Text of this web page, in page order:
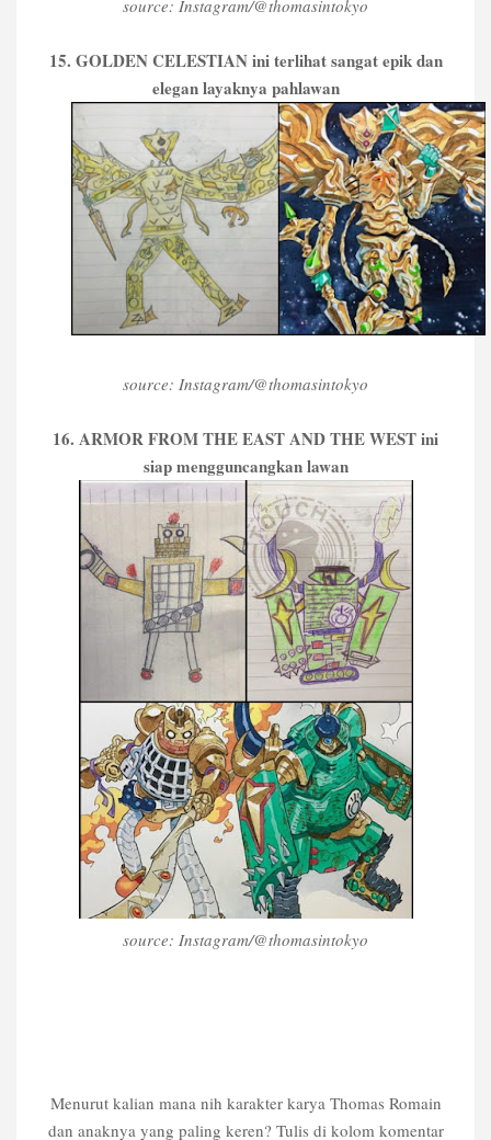
source: Instagram/@thomasintokyo
15. GOLDEN CELESTIAN ini terlihat sangat epik dan
elegan layaknya pahlawan
source: Instagram/@thomasintokyo
16. ARMOR FROM THE EAST AND THE WEST ini
siap mengguncangkan lawan
source: Instagram/@thomasintokyo
Menurut kalian mana nih karakter karya Thomas Romain
dan anaknya yang paling keren? Tulis di kolom komentar